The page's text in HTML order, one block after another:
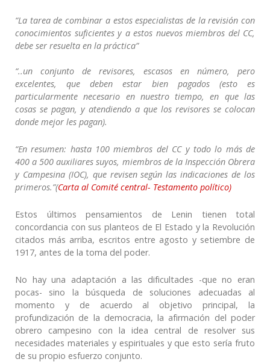
“La tarea de combinar a estos especialistas de la revisión con
conocimientos suficientes y a estos nuevos miembros del CC,
debe ser resuelta en la práctica”
“..un conjunto de revisores, escasos en número, pero
excelentes, que deben estar bien pagados (esto es
particularmente necesario en nuestro tiempo, en que las
cosas se pagan, y atendiendo a que los revisores se colocan
donde mejor les pagan).
“En resumen: hasta 100 miembros del CC y todo lo más de
400 a 500 auxiliares suyos, miembros de la Inspección Obrera
y Campesina (IOC), que revisen según las indicaciones de los
primeros.”(Carta al Comité central- Testamento político)
Estos últimos pensamientos de Lenin tienen total
concordancia con sus planteos de El Estado y la Revolución
citados más arriba, escritos entre agosto y setiembre de
1917, antes de la toma del poder.
No hay una adaptación a las dificultades -que no eran
pocas- sino la búsqueda de soluciones adecuadas al
momento y de acuerdo al objetivo principal, la
profundización de la democracia, la afirmación del poder
obrero campesino con la idea central de resolver sus
necesidades materiales y espirituales y que esto sería fruto
de su propio esfuerzo conjunto.